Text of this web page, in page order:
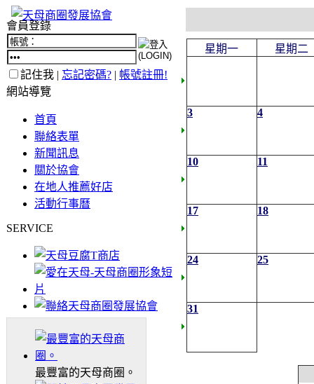
會員登錄
記住我 | 忘記密碼? | 帳號註冊!
網站導覽
首頁
聯絡表單
新聞訊息
關於協會
在地人推薦好店
活動行事曆
SERVICE
最豐富的天母商圈。
星期一 星期二
3 4
10 11
17 18
24 25
31